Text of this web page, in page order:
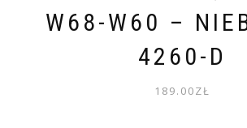
W68-W60 –
4260-D
189.00ZŁ